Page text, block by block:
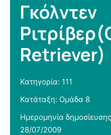
Γκόλντεν
Retriever)
Κατηγορία: 111
Κατάταξη: Ομάδα 8
Ημερομηνία
28/07/2009